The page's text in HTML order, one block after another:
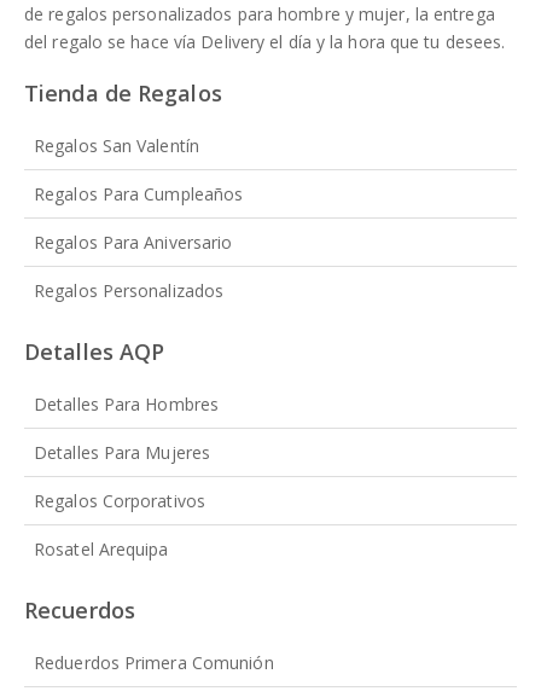
de regalos personalizados para hombre y mujer, la entrega
del regalo se hace vía Delivery el día y la hora que tu desees.
Tienda de Regalos
Regalos San Valentín
Regalos Para Cumpleaños
Regalos Para Aniversario
Regalos Personalizados
Detalles AQP
Detalles Para Hombres
Detalles Para Mujeres
Regalos Corporativos
Rosatel Arequipa
Recuerdos
Reduerdos Primera Comunión